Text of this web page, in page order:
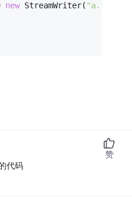
new StreamWriter( "a.txt"
代码
赞